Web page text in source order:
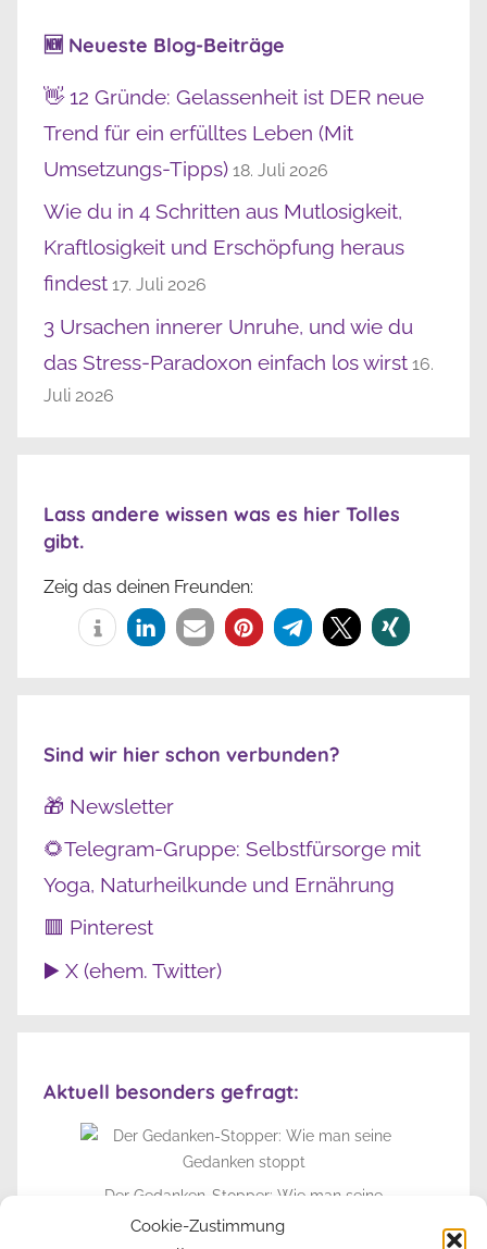
Cookie-Zustimmung
🆕 Neueste Blog-Beiträge
👋 12 Gründe: Gelassenheit ist DER neue
Trend für ein erfülltes Leben (Mit
Umsetzungs-Tipps) 18. Juli 2026
Wie du in 4 Schritten aus Mutlosigkeit,
Kraftlosigkeit und Erschöpfung heraus
findest 17. Juli 2026
3 Ursachen innerer Unruhe, und wie du
das Stress-Paradoxon einfach los wirst 16.
Juli 2026
Lass andere wissen was es hier Tolles
gibt.
Zeig das deinen Freunden:
Sind wir hier schon verbunden?
🎁 Newsletter
🌻Telegram-Gruppe: Selbstfürsorge mit
Yoga, Naturheilkunde und Ernährung
🟥 Pinterest
▶️ X (ehem. Twitter)
Aktuell besonders gefragt:
Der Gedanken-Stopper: Wie man seine
Gedanken stoppt